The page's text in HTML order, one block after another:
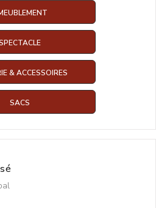
& ACCESSOIRES
SACS